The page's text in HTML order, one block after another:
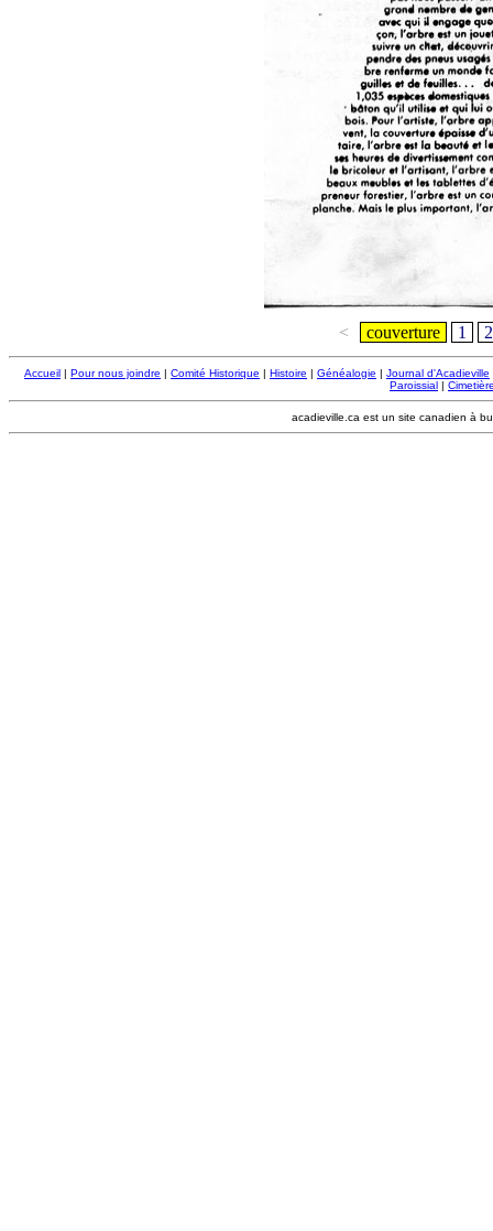
< couverture 1 2
Accueil | Pour nous joindre | Comité Historique | Histoire | Généalogie | Journal d'Acadieville
Paroissial |
acadieville.ca est un site canadien à